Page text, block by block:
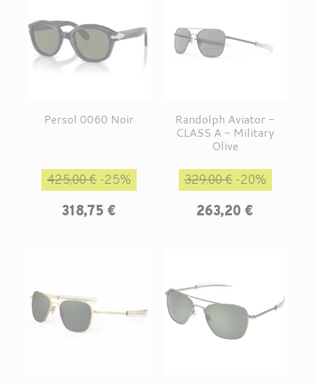
Persol 0060 Noir
Prix de base
425,00 € -25%
318,75 €
Randolph Aviator -
CLASS A - Military
Olive
Prix de base
329,00 €-20%
263,20 €